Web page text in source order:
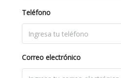
Teléfono
Correo electrónico